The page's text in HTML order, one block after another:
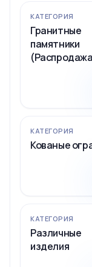
КАТЕГОРИЯ
Гранитные
памятники
КАТЕГОРИЯ
Кованые
КАТЕГОРИЯ
Различные
изделия